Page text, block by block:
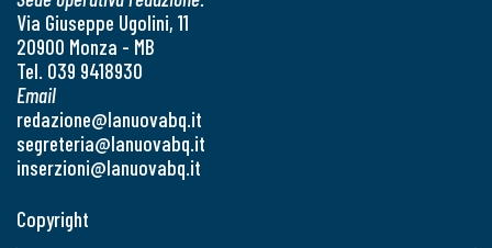
Via Giuseppe Ugolini, 11
20900 Monza - MB
Tel. 039 9418930
Email
redazione@lanuovabq.it
segreteria@lanuovabq.it
inserzioni@lanuovabq.it
Copyright